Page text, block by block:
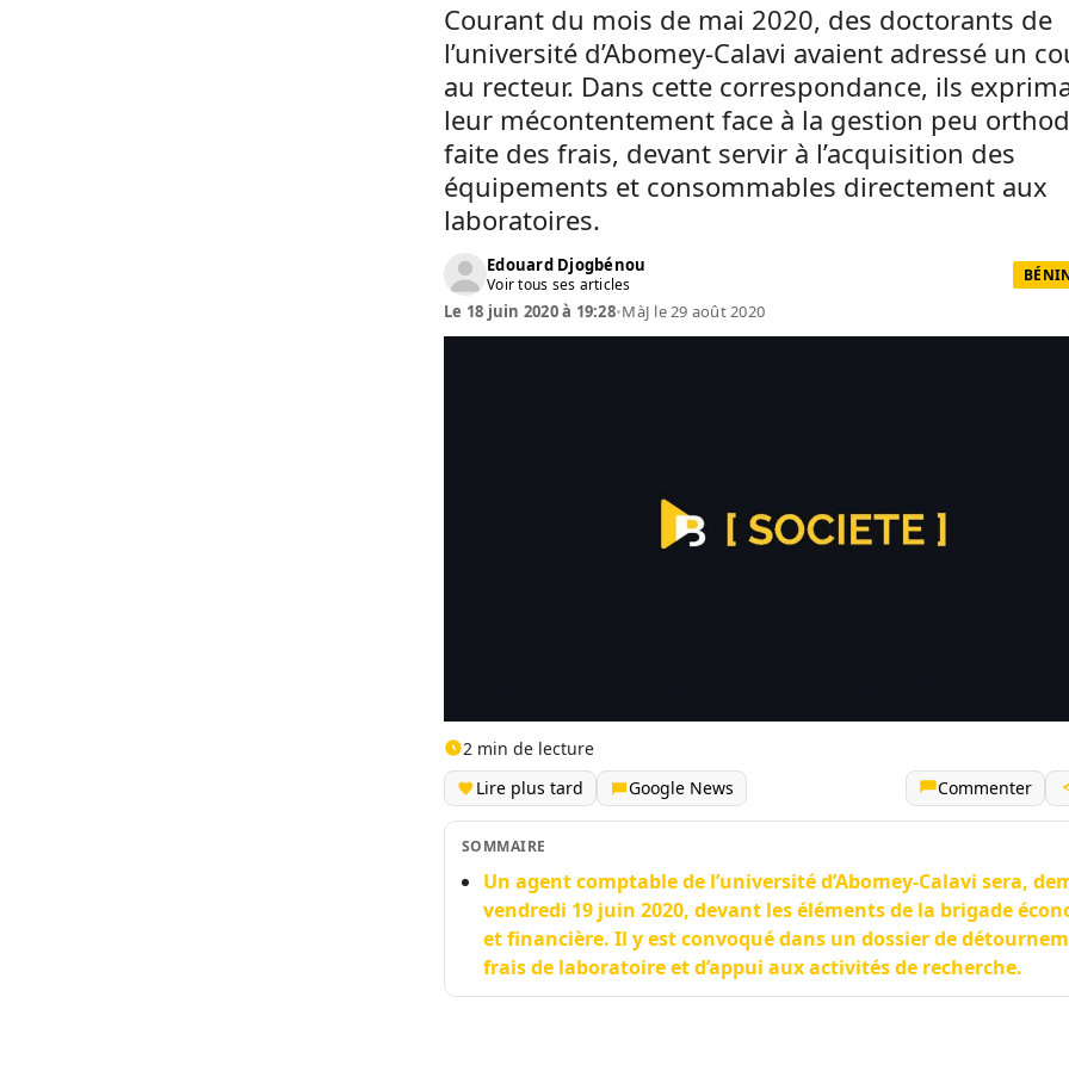
Courant du mois de mai 2020, des doctorants de
l’université d’Abomey-Calavi avaient adressé un
au recteur. Dans cette correspondance, ils
leur mécontentement face à la gestion peu
faite des frais, devant servir à l’acquisition des
équipements et consommables directement aux
laboratoires.
Edouard Djogbénou
Voir tous ses articles
Le 18 juin 2020 à 19:28•MàJ le 29 août 2020
2 min de lecture
Lire plus tard
Google News Commenter
SOMMAIRE
Un agent comptable de l’université d’Abomey-Calavi sera,
vendredi 19 juin 2020, devant les éléments de la brigade
et financière. Il y est convoqué dans un dossier de
frais de laboratoire et d’appui aux activités de recherche.